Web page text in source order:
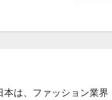
は、ファッション業界